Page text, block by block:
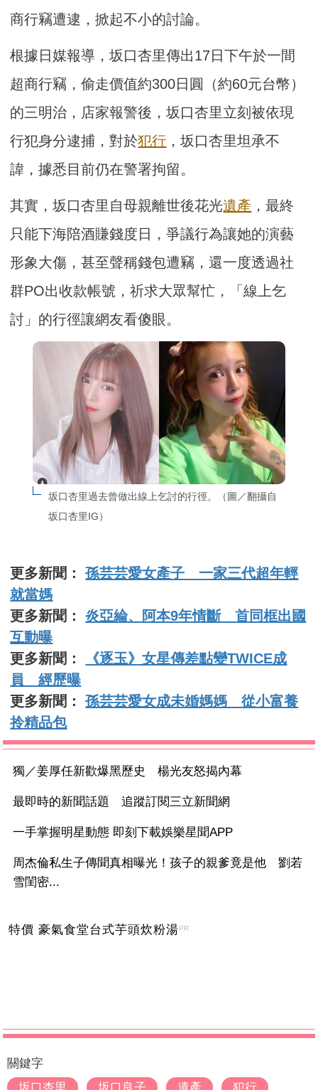
商行竊遭逮，掀起不小的討論。
根據日媒報導，坂口杏里傳出17日下午於一間
超商行竊，偷走價值約300日圓（約60元台幣）
的三明治，店家報警後，坂口杏里立刻被依現
行犯身分逮捕，對於犯行 ，坂口杏里坦承不
諱，據悉目前仍在警署拘留。
其實，坂口杏里自母親離世後花光遺產 ，最終
只能下海陪酒賺錢度日，爭議行為讓她的演藝
形象大傷，甚至聲稱錢包遭竊，還一度透過社
群PO出收款帳號，祈求大眾幫忙，「線上乞
討」的行徑讓網友看傻眼。
坂口杏里過去曾做出線上乞討的行徑。（圖／翻攝自
坂口杏里IG）
更多新聞：孫芸芸愛女產子 一家三代超年輕
就當媽
更多新聞：炎亞綸、阿本9年情斷 首同框出國
互動曝
更多新聞：
《逐玉》女星傳差點變TWICE成
員 經歷曝
更多新聞：孫芸芸愛女成未婚媽媽 從小富養
拎精品包
獨／姜厚任新歡爆黑歷史 楊光友怒揭內幕
最即時的新聞話題 追蹤訂閱三立新聞網
一手掌握明星動態 即刻下載娛樂星聞APP
周杰倫私生子傳聞真相曝光！孩子的親爹竟是他 劉若
雪閨密...
特價 豪氣食堂台式芋頭炊粉湯PR
關鍵字